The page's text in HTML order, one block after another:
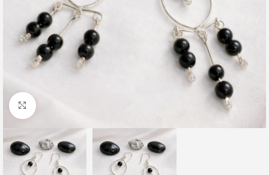
Click to enlarge